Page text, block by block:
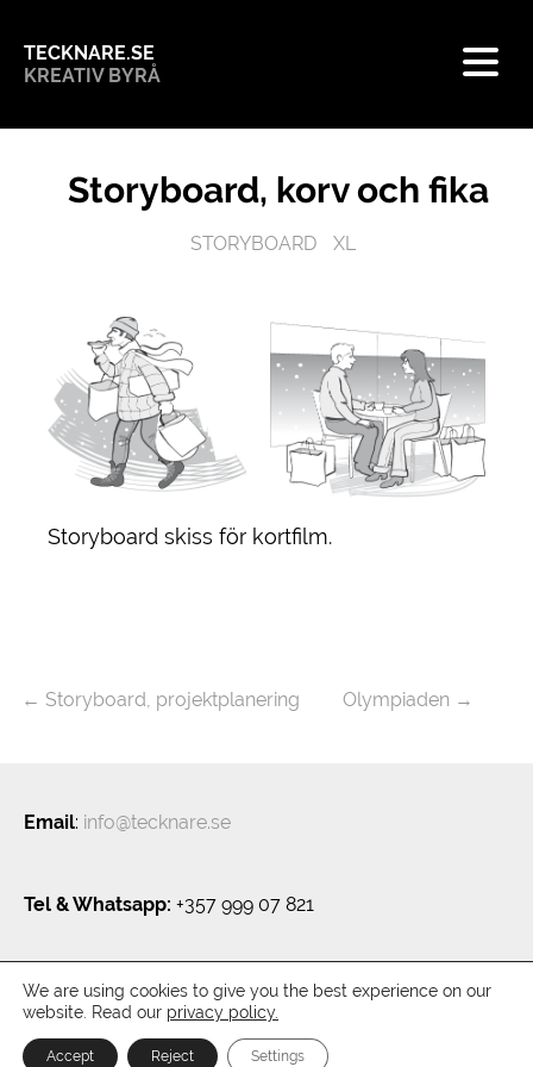
TECKNARE.SE
KREATIV BYRÅ
Storyboard, korv och fika
STORYBOARD XL
Storyboard skiss för kortfilm.
← Storyboard, projektplanering Olympiaden →
Email: info@tecknare.se
Tel & Whatsapp: +357 999 07 821
Privacy policy
Tecknare.se - Kreativ byrå
Powered by Wordpress Lemesos by RT
We are using cookies to give you the best experience on our
website. Read our privacy policy.
Accept Reject Settings